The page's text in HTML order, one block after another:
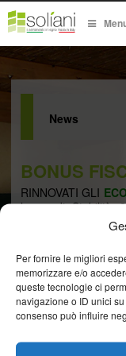
Per fornire le migliori
memorizzare e/o
queste tecnologie ci
navigazione o ID unici
consenso può influire
News
BONUS
RINNOVATI GLI
legge di Stabilità
190/2014),
2014 ed entrata
energeticaRestano
l’aliquota è fissata
dicembre 2015;
quanto riguarda gli
condominiali